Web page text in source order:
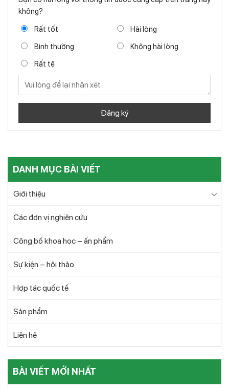
không?
Rất tốt
Hài lòng
Bình thường
Không hài lòng
Rất tệ
DANH MỤC BÀI VIẾT
Giới thiệu
Các đơn vị nghiên cứu
Công bố khoa học – ấn phẩm
Sự kiện – hội thảo
Hợp tác quốc tế
Sản phẩm
Liên hệ
BÀI VIẾT MỚI NHẤT